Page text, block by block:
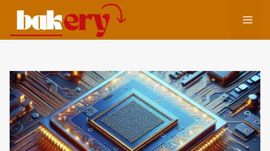
テ
メ
ュ
ー